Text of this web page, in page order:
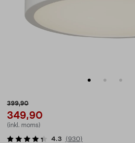
399,90
349,90
(inkl. moms)
4.3 (930)